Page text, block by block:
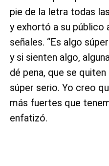
pie de la letra todas
y exhortó a su público
señales. “Es algo
y si sienten algo,
dé pena, que se
súper serio. Yo creo
más fuertes que
enfatizó.